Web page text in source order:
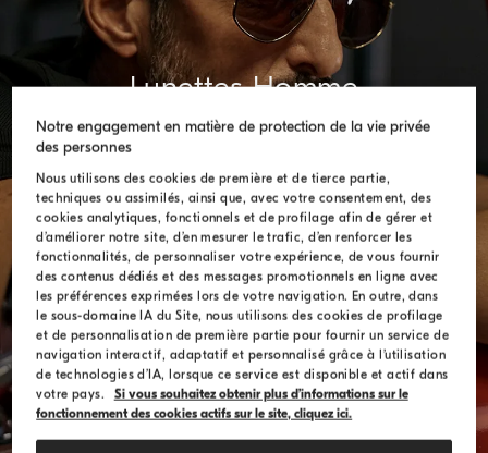
Lunettes Homme
Un hommage aux lignes sophistiquées du passé,
DÉCOUVREZ LA COLLECTION
Notre engagement en matière de protection de la vie privée
des personnes
Nous utilisons des cookies de première et de tierce partie,
techniques ou assimilés, ainsi que, avec votre consentement, des
cookies analytiques, fonctionnels et de profilage afin de gérer et
d’améliorer notre site, d’en mesurer le trafic, d’en renforcer les
fonctionnalités, de personnaliser votre expérience, de vous fournir
des contenus dédiés et des messages promotionnels en ligne avec
les préférences exprimées lors de votre navigation. En outre, dans
le sous-domaine IA du Site, nous utilisons des cookies de profilage
et de personnalisation de première partie pour fournir un service de
navigation interactif, adaptatif et personnalisé grâce à l’utilisation
de technologies d’IA, lorsque ce service est disponible et actif dans
votre pays.
Si vous souhaitez obtenir plus d’informations sur le
fonctionnement des cookies actifs sur le site, cliquez ici.